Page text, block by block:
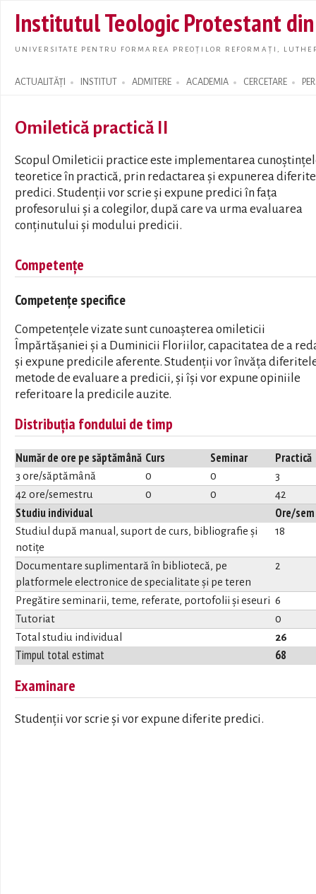
main
Institutul Teologic Protestant
UNIVERSITATE PENTRU FORMAREA PREOȚILOR REFORMAȚI,
ACTUALITĂȚI INSTITUT ADMITERE ACADEMIA CERCETARE
Search form
Omiletică practică II
Scopul Omileticii practice este implementarea
teoretice în practică, prin redactarea și expunerea
predici. Studenții vor scrie și expune predici în fața
profesorului și a colegilor, după care va urma evaluarea
conținutului și modului predicii.
Competențe
Competențe specifice
Competențele vizate sunt cunoașterea omileticii
Împărtășaniei și a Duminicii Floriilor, capacitatea de a
și expune predicile aferente. Studenții vor învăța
metode de evaluare a predicii, și își vor expune opiniile
referitoare la predicile auzite.
Distribuția fondului de timp
Număr de ore pe săptămână Curs Seminar Practică
3 ore/săptămână 0 0
3
42 ore/semestru
0 0 42
Studiu individual Ore/sem
Timpul total estimat 68
Studiul după manual, suport de curs, bibliografie și
notițe
18
Documentare suplimentară în bibliotecă, pe
platformele electronice de specialitate și pe teren
2
Pregătire seminarii, teme, referate, portofolii și eseuri 6
Tutoriat
0
Total studiu individual
26
Examinare
Studenții vor scrie și vor expune diferite predici.